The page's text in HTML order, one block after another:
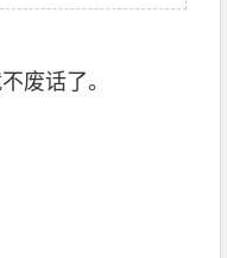
废话了。